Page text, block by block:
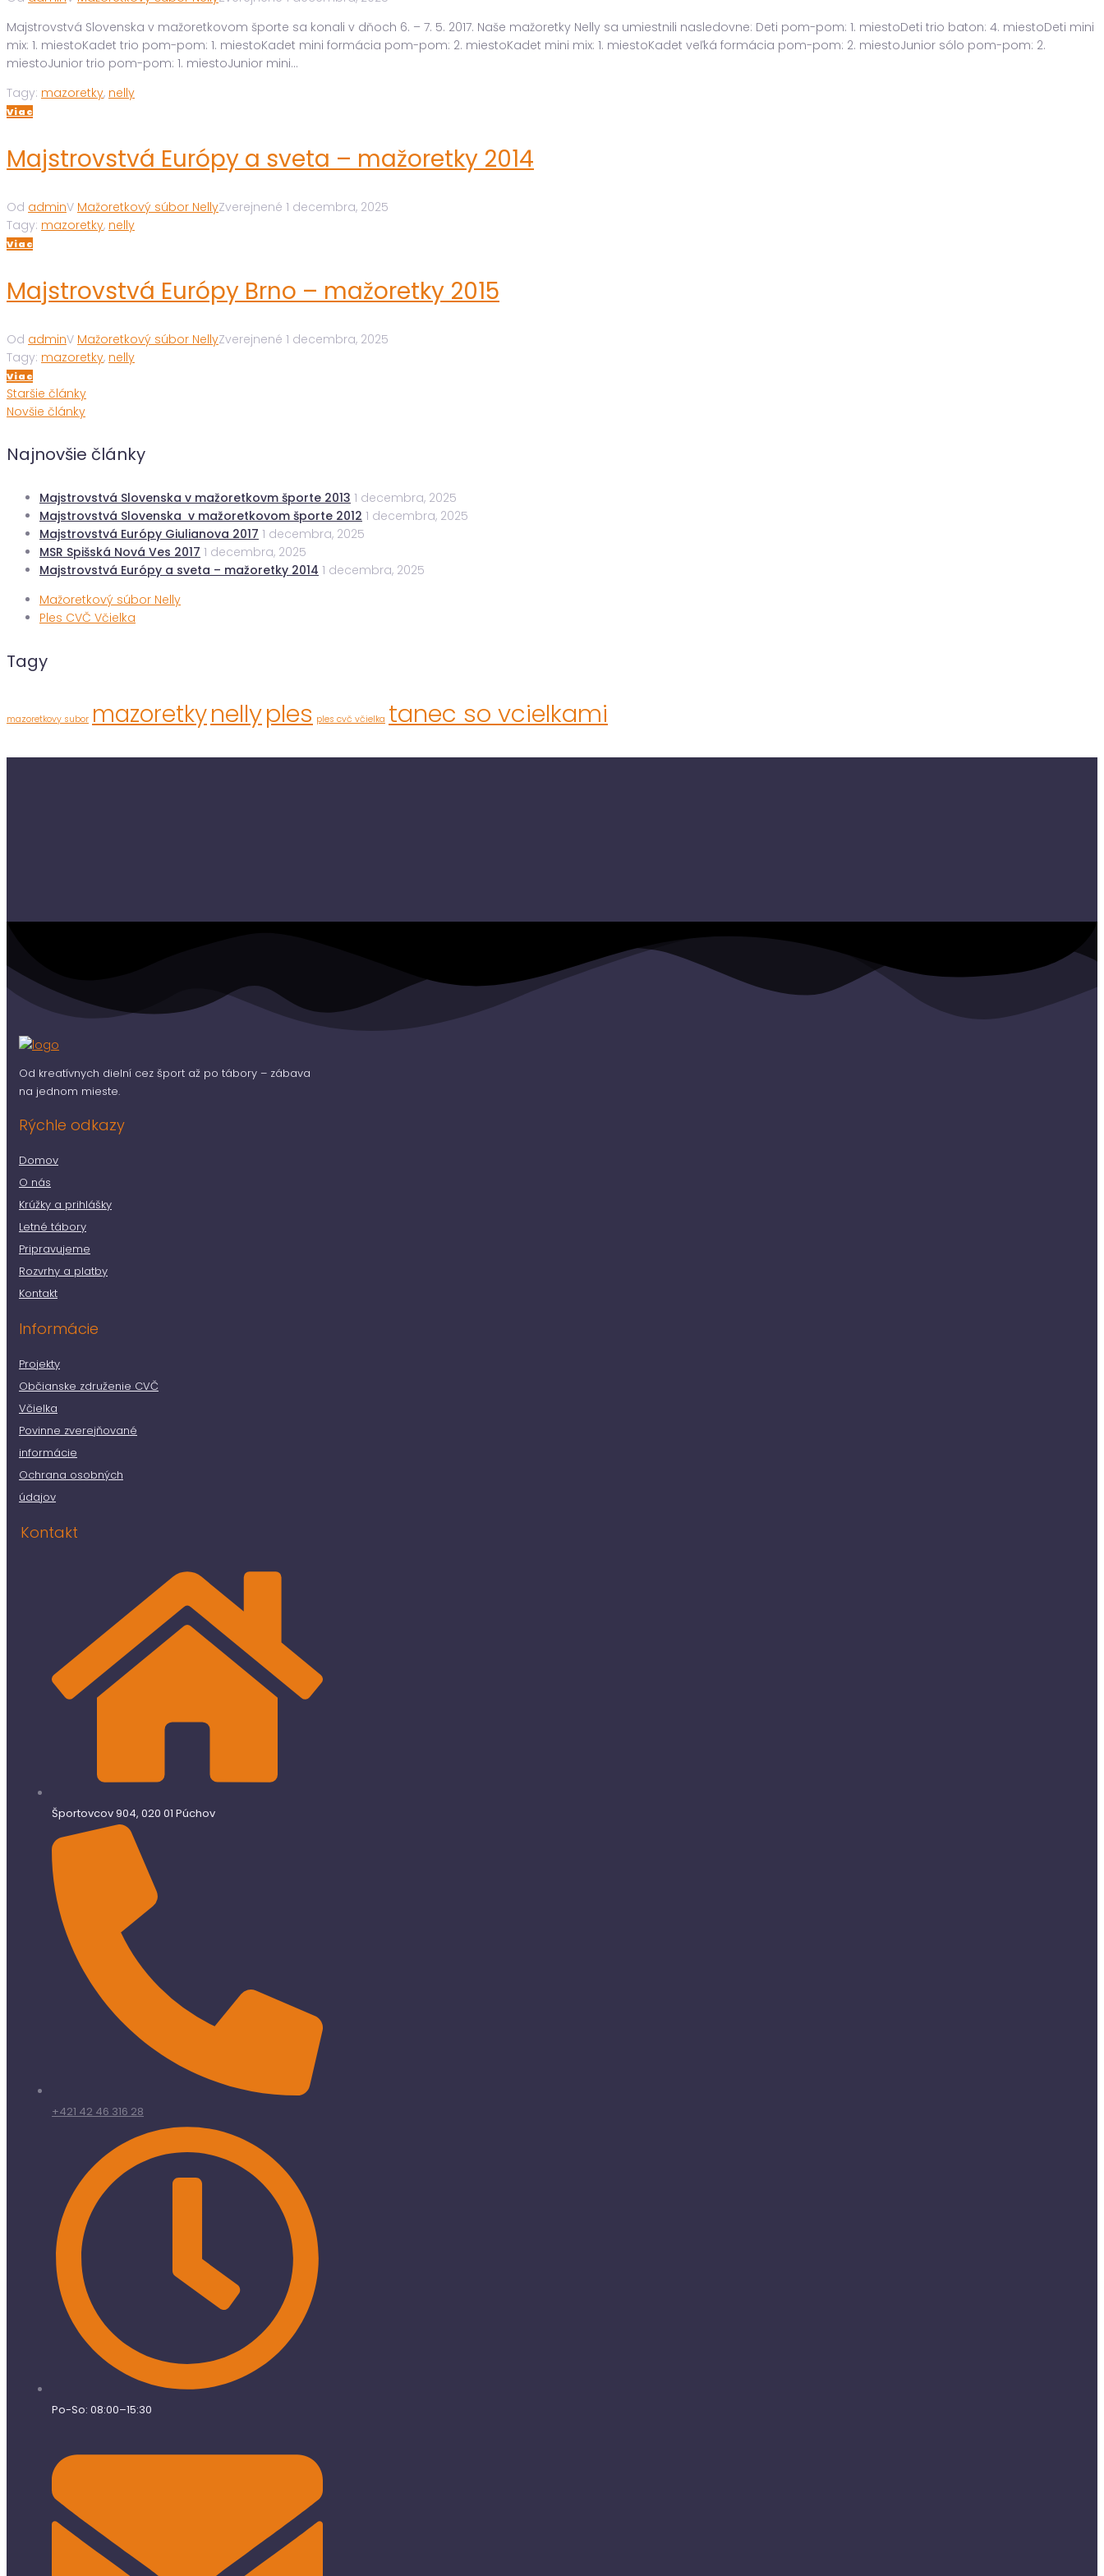
Majstrovstvá Slovenska v mažoretkovom športe sa konali v dňoch 6. – 7. 5. 2017. Naše mažoretky Nelly sa umiestnili nasledovne: Deti pom-pom: 1. miestoDeti trio baton: 4. miestoDeti mini
mix: 1. miestoKadet trio pom-pom: 1. miestoKadet mini formácia pom-pom: 2. miestoKadet mini mix: 1. miestoKadet veľká formácia pom-pom: 2. miestoJunior sólo pom-pom: 2.
miestoJunior trio pom-pom: 1. miestoJunior mini...
Tagy: mazoretky, nelly
Viac
Majstrovstvá Európy a sveta – mažoretky 2014
Od adminV Mažoretkový súbor NellyZverejnené 1 decembra, 2025
Tagy: mazoretky, nelly
Viac
Majstrovstvá Európy Brno – mažoretky 2015
Od adminV Mažoretkový súbor NellyZverejnené 1 decembra, 2025
Tagy: mazoretky, nelly
Viac
Navigácia
v
článkoch
Staršie
články
Staršie články
Novšie
Novšie články
Najnovšie články
Majstrovstvá Slovenska v mažoretkovm športe 2013 1 decembra, 2025
Majstrovstvá Slovenska v mažoretkovom športe 2012 1 decembra, 2025
Majstrovstvá Európy Giulianova 2017 1 decembra, 2025
MSR Spišská Nová Ves 2017 1 decembra, 2025
Majstrovstvá Európy a sveta – mažoretky 2014 1 decembra, 2025
Mažoretkový súbor Nelly
Ples CVČ Včielka
Tagy
mazoretkovy subor mazoretkynellyples ples cvč včielka tanec so vcielkami
Od kreatívnych dielní cez šport až po tábory – zábava
na jednom mieste.
Rýchle odkazy
Domov
O nás
Krúžky a prihlášky
Letné tábory
Pripravujeme
Rozvrhy a platby
Kontakt
Informácie
Projekty
Občianske združenie CVČ
Včielka
Povinne zverejňované
informácie
Ochrana osobných
údajov
Kontakt
Športovcov 904, 020 01 Púchov
+421 42 46 316 28
Po-So: 08:00–15:30